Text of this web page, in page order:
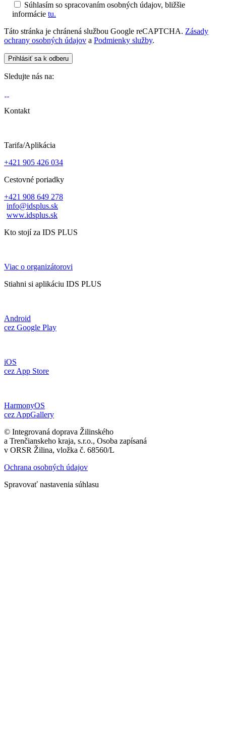
Súhlasím so spracovaním osobných údajov, bližšie
informácie tu.
Táto stránka je chránená službou Google reCAPTCHA. Zásady
ochrany osobných údajov a Podmienky služby.
Sledujte nás na:
Kontakt
Tarifa/Aplikácia
+421 905 426 034
Cestovné poriadky
+421 908 649 278
info@idsplus.sk
www.idsplus.sk
Kto stojí za IDS PLUS
Viac o organizátorovi
Stiahni si aplikáciu IDS PLUS
Android
cez Google Play
iOS
cez App Store
HarmonyOS
cez AppGallery
© Integrovaná doprava Žilinského
a Trenčianskeho kraja, s.r.o., Osoba zapísaná
v ORSR Žilina, vložka č. 68560/L
Ochrana osobných údajov
Spravovať nastavenia súhlasu